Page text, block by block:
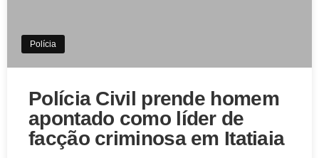
Polícia
Polícia Civil prende homem
apontado como líder de
facção criminosa em Itatiaia